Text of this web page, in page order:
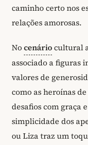
caminho certo nos
relações amorosas.
Nocenáriocultural
associado a figuras
valores de
como as heroínas
desafios com graça
simplicidade dos
ou Liza traz um